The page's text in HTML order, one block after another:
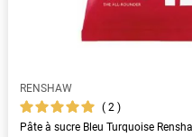
RENSHAW
2
Pâte à sucre Bleu Turquoise